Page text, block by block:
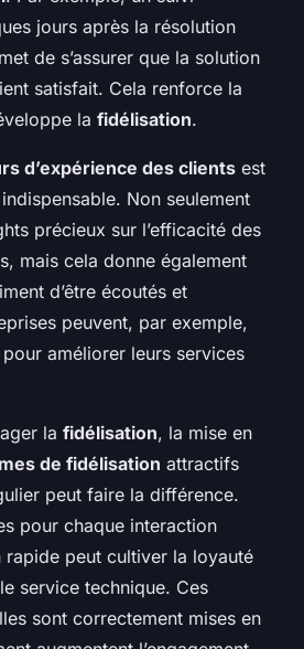
jours après la résolution
de s’assurer que la solution
satisfait. Cela renforce la
la fidélisation.
d’expérience des clients est
Non seulement
précieux sur l’efficacité des
mais cela donne également
d’être écoutés et
peuvent, par exemple,
améliorer leurs services
la fidélisation, la mise en
de fidélisation attractifs
peut faire la différence.
pour chaque interaction
rapide peut cultiver la loyauté
service technique. Ces
sont correctement mises en